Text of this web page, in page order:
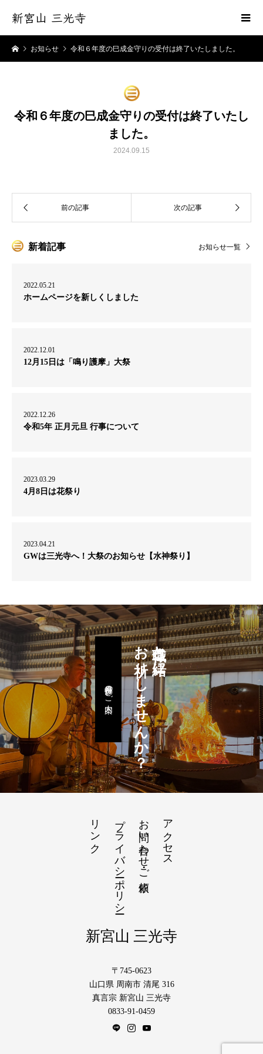
新宮山 三光寺
お知らせ 令和６年度の巳成金守りの受付は終了いたしました。
令和６年度の巳成金守りの受付は終了いたし
ました。
2024.09.15
新着記事 お知らせ一覧
2022.05.21
ホームページを新しくしました
2022.12.01
12月15日は「鳴り護摩」大祭
2022.12.26
令和5年 正月元旦 行事について
2023.03.29
4月8日は花祭り
2023.04.21
GWは三光寺へ！大祭のお知らせ【水神祭り】
住職と一緒に
お祈りしませんか？
月例参拝のご案内
アクセス
お問い合わせ・ご依頼
プライバシーポリシー
リンク
新宮山 三光寺
〒745-0623
山口県 周南市 清尾 316
真言宗 新宮山 三光寺
0833-91-0459